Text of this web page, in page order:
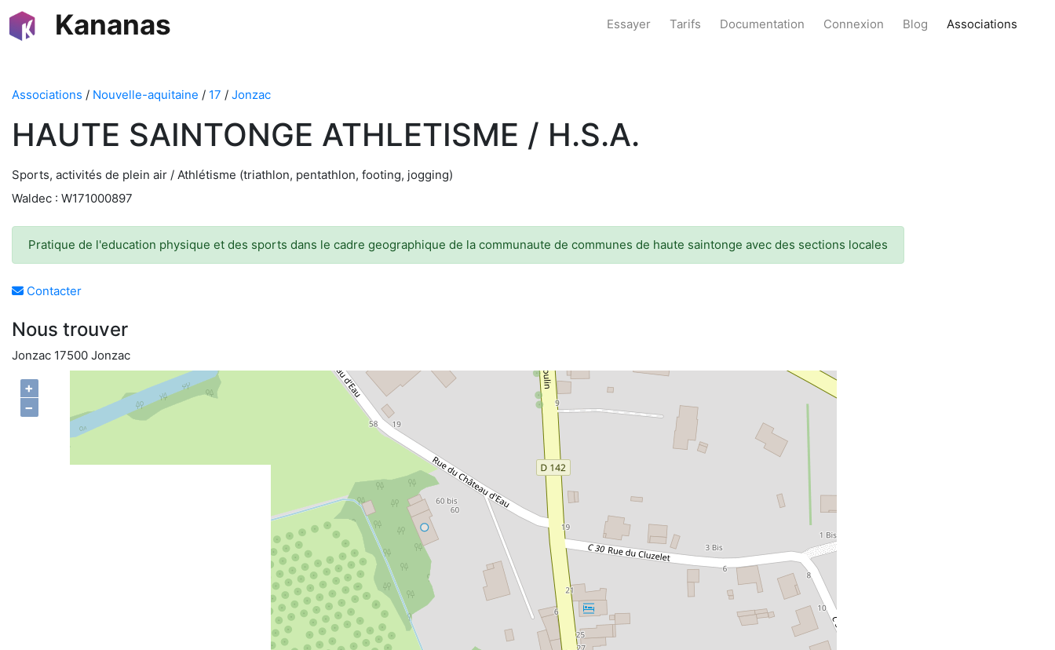
Kananas Essayer Tarifs Documentation Connexion Blog Associations
Associations / Nouvelle-aquitaine / 17 / Jonzac
HAUTE SAINTONGE ATHLETISME / H.S.A.
Sports, activités de plein air / Athlétisme (triathlon, pentathlon, footing, jogging)
Waldec : W171000897
Pratique de l'education physique et des sports dans le cadre geographique de la communaute de communes de haute saintonge avec des sections locales
Contacter
Nous trouver
Jonzac 17500 Jonzac
+
−